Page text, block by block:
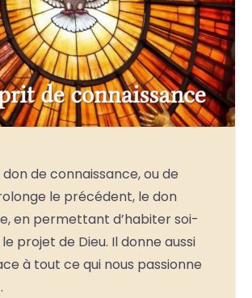
de connaissance, ou de
le précédent, le don
en permettant d’habiter soi-
projet de Dieu. Il donne aussi
à tout ce qui nous passionne